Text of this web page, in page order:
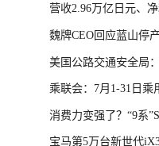
营收2.96万亿日元、
回来了
魏牌CEO回应蓝山停
美国公路交通安全局
乘联会：7月1-31日乘
透率64.4%
消费力变强了？“9系
主因
宝马第5万台新世代